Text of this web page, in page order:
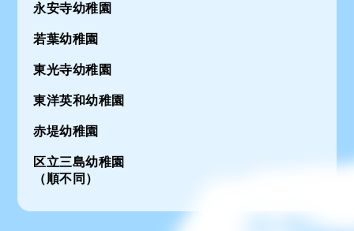
永安寺幼稚園
若葉幼稚園
東光寺幼稚園
東洋英和幼稚園
赤堤幼稚園
区立三島幼稚園
（順不同）